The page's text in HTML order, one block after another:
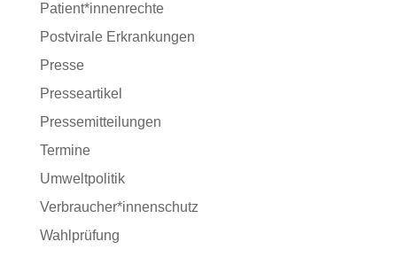
Patient*innenrechte
Postvirale Erkrankungen
Presse
Presseartikel
Pressemitteilungen
Termine
Umweltpolitik
Verbraucher*innenschutz
Wahlprüfung